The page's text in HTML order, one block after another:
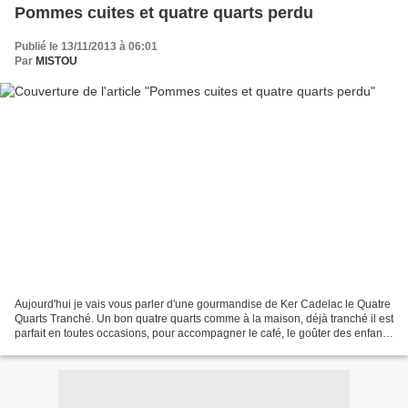
Pommes cuites et quatre quarts perdu
Publié le 13/11/2013 à 06:01
Par MISTOU
Aujourd'hui je vais vous parler d'une gourmandise de Ker Cadelac le Quatre
Quarts Tranché. Un bon quatre quarts comme à la maison, déjà tranché il est
parfait en toutes occasions, pour accompagner le café, le goûter des enfants